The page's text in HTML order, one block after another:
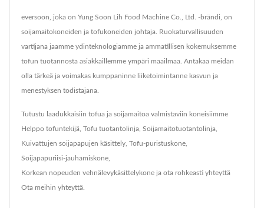
eversoon, joka on Yung Soon Lih Food Machine Co., Ltd. -brändi, on
soijamaitokoneiden ja tofukoneiden johtaja. Ruokaturvallisuuden
vartijana jaamme ydinteknologiamme ja ammatillisen kokemuksemme
tofun tuotannosta asiakkaillemme ympäri maailmaa. Antakaa meidän
olla tärkeä ja voimakas kumppaninne liiketoimintanne kasvun ja
menestyksen todistajana.
Tutustu laadukkaisiin tofua ja soijamaitoa valmistaviin koneisiimme
Helppo tofuntekijä Tofu tuotantolinja Soijamaitotuotantolinja
Kuivattujen soijapapujen käsittely Tofu-puristuskone
Soijapapuriisi-jauhamiskone
Korkean nopeuden vehnälevykäsittelykone ja ota rohkeasti yhteyttä
Ota meihin yhteyttä